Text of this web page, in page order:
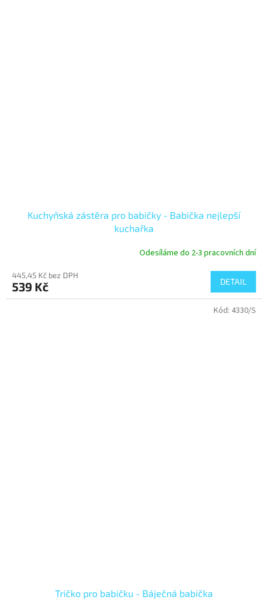
Kuchyňská zástěra pro babičky - Babička nejlepší
kuchařka
Odesíláme do 2-3 pracovních dní
445,45 Kč bez DPH
539 Kč DETAIL
Tričko pro babičku - Báječná babička
Kód: 4330/S